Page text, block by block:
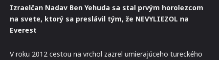
Izraelčan Nadav Ben Yehuda sa stal prvým horolezcom
na svete, ktorý sa preslávil tým, že NEVYLIEZOL na
Everest
V roku 2012 cestou na vrchol zazrel umierajúceho tureckého